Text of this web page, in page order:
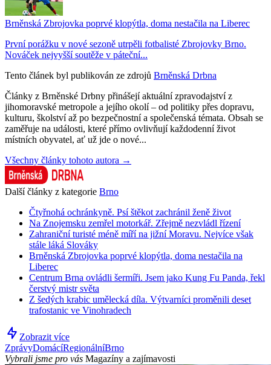
Brněnská Zbrojovka poprvé klopýtla, doma nestačila na Liberec
První porážku v nové sezoně utrpěli fotbalisté Zbrojovky Brno.
Nováček nejvyšší soutěže v páteční...
Tento článek byl publikován ze zdrojů Brněnská Drbna
Články z Brněnské Drbny přinášejí aktuální zpravodajství z
jihomoravské metropole a jejího okolí – od politiky přes dopravu,
kulturu, školství až po bezpečnostní a společenská témata. Obsah se
zaměřuje na události, které přímo ovlivňují každodenní život
místních obyvatel, ať už jde o nové...
Všechny články tohoto autora →
Další články z kategorie Brno
Čtyřnohá ochránkyně. Psí štěkot zachránil ženě život
Na Znojemsku zemřel motorkář. Zřejmě nezvládl řízení
Zahraniční turisté méně míří na jižní Moravu. Nejvíce však
stále láká Slováky
Brněnská Zbrojovka poprvé klopýtla, doma nestačila na
Liberec
Centrum Brna ovládli šermíři. Jsem jako Kung Fu Panda, řekl
čerstvý mistr světa
Z šedých krabic umělecká díla. Výtvarníci proměnili deset
trafostanic ve Vinohradech
Zobrazit více
ZprávyDomácíRegionálníBrno
Vybrali jsme pro vás Magazíny a zajímavosti